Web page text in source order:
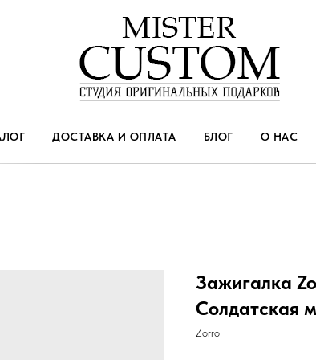
ДОСТАВКА И ОПЛАТА БЛОГ О НАС
Зажигалка
Солдатская
Zorro